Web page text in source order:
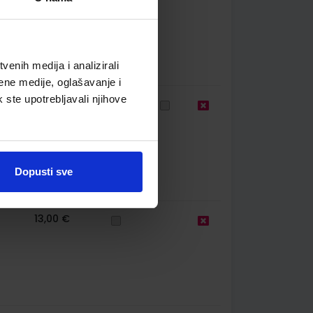
medija i analizirali
medije, oglašavanje i
ste upotrebljavali njihove
Dopusti sve
8,71 €
13,00 €